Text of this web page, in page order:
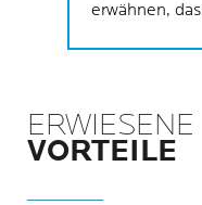
erwähnen,
empfehlen.
ERWIESENE
VORTEILE